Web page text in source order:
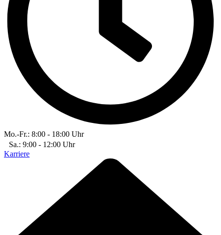
Mo.-Fr.: 8:00 - 18:00 Uhr
Sa.: 9:00 - 12:00 Uhr
Karriere